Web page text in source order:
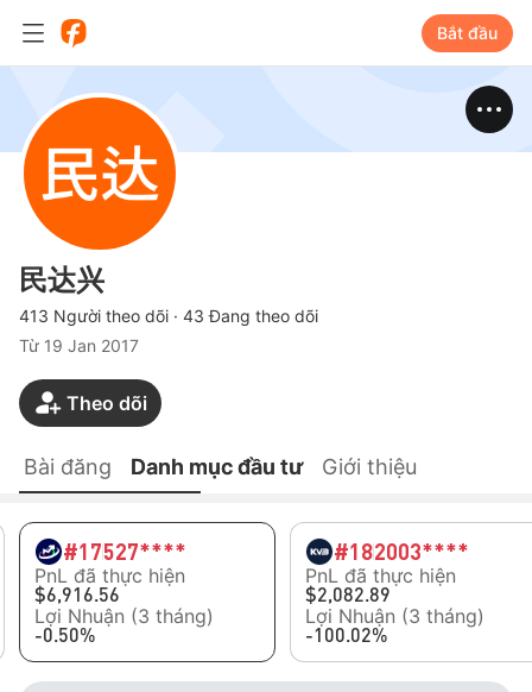
Bắt đầu
民达兴
413 Người theo dõi · 43 Đang theo dõi
Từ 19 Jan 2017
Theo dõi
Bài đăng Danh mục đầu tư Giới thiệu
#17527****
PnL đã thực hiện
$6,916.56
Lợi Nhuận (3 tháng)
-0.50%
#182003****
PnL đã thực hiện
$2,082.89
Lợi Nhuận (3 tháng)
-100.02%